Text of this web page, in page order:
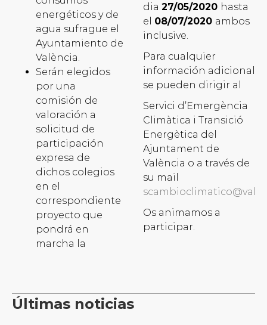
energéticos y de
agua sufrague el
Ayuntamiento de
València.
Serán elegidos
por una
comisión de
valoración a
solicitud de
participación
expresa de
dichos colegios
en el
correspondiente
proyecto que
pondrá en
marcha la
dia 27/05/2020 hasta
el 08/07/2020 ambos
inclusive.
Para cualquier
información adicional
se pueden dirigir al
Servici d’Emergència
Climàtica i Transició
Energètica del
Ajuntament de
València o a través de
su mail
Os animamos a
participar.
Últimas noticias